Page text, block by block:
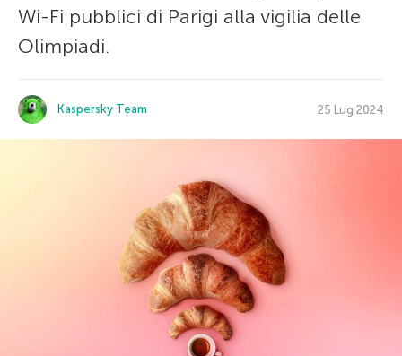
Wi-Fi pubblici di Parigi alla vigilia delle
Olimpiadi.
Kaspersky Team 25 Lug 2024